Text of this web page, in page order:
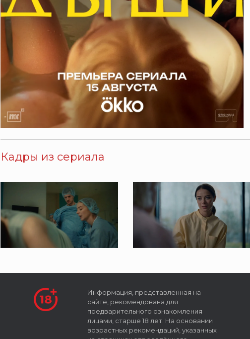
Кадры из сериала
Информация, представленная на
сайте, рекомендована для
предварительного ознакомления
лицами, старше 18 лет. На основании
возрастных рекомендаций, указанных